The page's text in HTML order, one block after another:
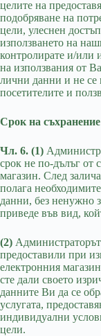
целите на
подобряване на
цели, улеснен
използването на
контролирате и/или
на използвания от
лични данни и не се
посетителите и
Срок на
Чл. 6. (1)
срок не по-дълъг от
магазин. След
полага
данни, без ненужно
приведе във вид,
(2)
предоставили при
електронния
сте дали своето
данните Ви да се
услугата,
индивидуални
цели.